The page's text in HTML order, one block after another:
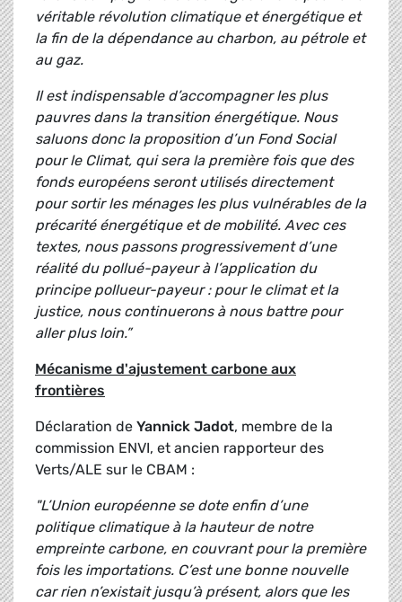
véritable révolution climatique et énergétique et
la fin de la dépendance au charbon, au pétrole et
au gaz.
Il est indispensable d’accompagner les plus
pauvres dans la transition énergétique. Nous
saluons donc la proposition d’un Fond Social
pour le Climat, qui sera la première fois que des
fonds européens seront utilisés directement
pour sortir les ménages les plus vulnérables de la
précarité énergétique et de mobilité. Avec ces
textes, nous passons progressivement d’une
réalité du pollué-payeur à l’application du
principe pollueur-payeur : pour le climat et la
justice, nous continuerons à nous battre pour
aller plus loin.”
Mécanisme d'ajustement carbone aux
frontières
Déclaration de Yannick Jadot, membre de la
commission ENVI, et ancien rapporteur des
Verts/ALE sur le CBAM :
"L’Union européenne se dote enfin d’une
politique climatique à la hauteur de notre
empreinte carbone, en couvrant pour la première
fois les importations. C’est une bonne nouvelle
car rien n’existait jusqu’à présent, alors que les